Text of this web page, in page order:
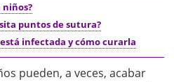
niños?
puntos de sutura?
infectada y cómo curarla
pueden, a veces, acabar